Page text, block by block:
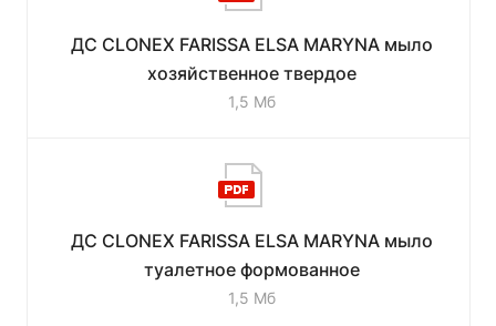
ДС CLONEX FARISSA ELSA MARYNA мыло
хозяйственное твердое
1,5 Мб
ДС CLONEX FARISSA ELSA MARYNA мыло
туалетное формованное
1,5 Мб